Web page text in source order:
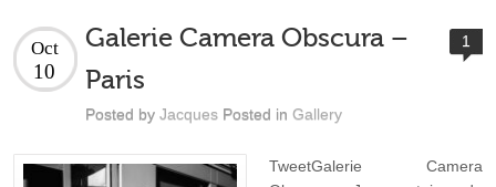
Galerie Camera Obscura –
Paris
Oct
10
Posted by Jacques Posted in Gallery
1
TweetGalerie Camera